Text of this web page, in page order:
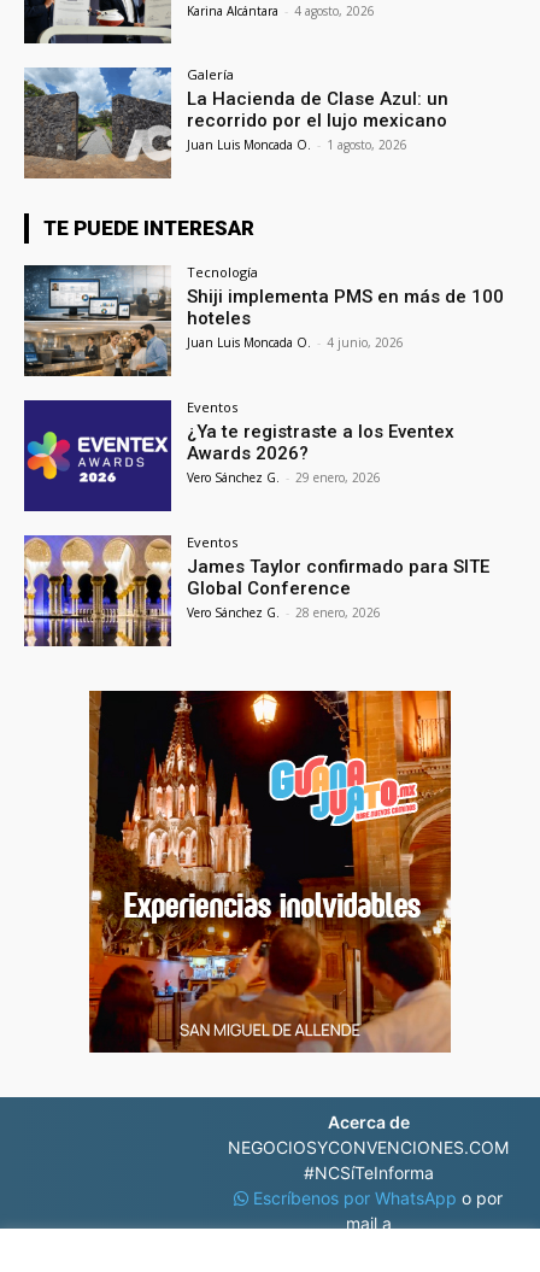
Karina Alcántara - 4 agosto, 2026
Galería
La Hacienda de Clase Azul: un
recorrido por el lujo mexicano
Juan Luis Moncada O. - 1 agosto, 2026
TE PUEDE INTERESAR
Tecnología
Shiji implementa PMS en más de 100
hoteles
Juan Luis Moncada O. - 4 junio, 2026
Eventos
¿Ya te registraste a los Eventex
Awards 2026?
Vero Sánchez G. - 29 enero, 2026
Eventos
James Taylor confirmado para SITE
Global Conference
Vero Sánchez G. - 28 enero, 2026
Acerca de
NEGOCIOSYCONVENCIONES.COM
#NCSíTeInforma
Escríbenos por WhatsAppo por
mail a